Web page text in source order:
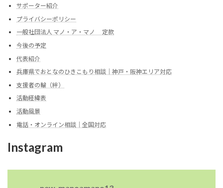
サポーター紹介
プライバシーポリシー
一般社団法人 マノ・ア・マノ 定款
今後の予定
代表紹介
兵庫県でおとなのひきこもり相談｜神戸・阪神エリア対応
支援者の輪（絆）
活動経緯表
活動風景
電話・オンライン相談｜全国対応
Instagram